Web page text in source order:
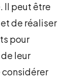
Il peut être
de réaliser
pour
leur